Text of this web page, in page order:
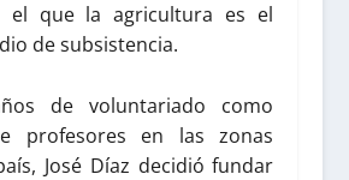
el que la agricultura es el
de subsistencia.
de voluntariado como
profesores en las zonas
José Díaz decidió fundar